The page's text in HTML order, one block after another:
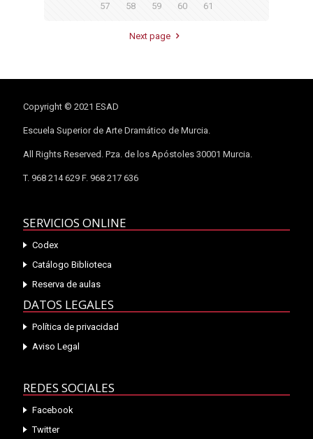
57 58 59 60 61
Next page
Copyright © 2021 ESAD
Escuela Superior de Arte Dramático de Murcia.
All Rights Reserved. Pza. de los Apóstoles 30001 Murcia.
T. 968 214 629 F. 968 217 636
SERVICIOS ONLINE
Codex
Catálogo Biblioteca
Reserva de aulas
DATOS LEGALES
Política de privacidad
Aviso Legal
REDES SOCIALES
Facebook
Twitter